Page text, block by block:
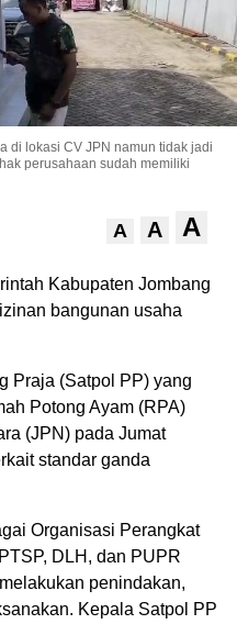
di lokasi CV JPN namun tidak jadi
perusahaan sudah memiliki
A A A
Kabupaten Jombang
bangunan usaha
Praja (Satpol PP) yang
Potong Ayam (RPA)
(JPN) pada Jumat
standar ganda
Organisasi Perangkat
DLH, dan PUPR
penindakan,
Kepala Satpol PP